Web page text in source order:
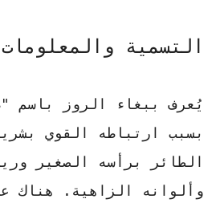
التسمية
يُعرف ببغاء الروز
باسم
بسبب ارتباطه القوي
الطائر برأسه الصغير
وألوانه الزاهية. هناك